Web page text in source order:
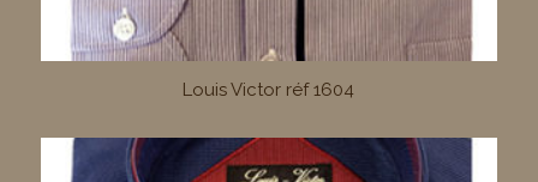
Louis Victor réf 1604